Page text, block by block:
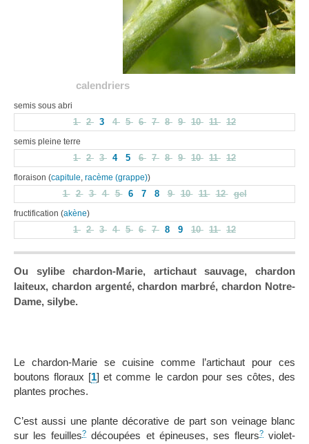
calendriers
semis sous abri
1 2 3 4 5 6 7 8 9 10 11 12
semis pleine terre
1 2 3 4 5 6 7 8 9 10 11 12
floraison (capitule racème (grappe))
1 2 3 4 5 6 7 8 9 10 11 12 gel
fructification (akène)
1 2 3 4 5 6 7 8 9 10 11 12
Ou sylibe chardon-Marie, artichaut sauvage, chardon
laiteux, chardon argenté, chardon marbré, chardon Notre-
Dame, silybe.
Le chardon-Marie se cuisine comme l’artichaut pour ces
boutons floraux [1] et comme le cardon pour ses côtes, des
plantes proches.
C’est aussi une plante décorative de part son veinage blanc
sur les feuilles? découpées et épineuses, ses fleurs?violet-